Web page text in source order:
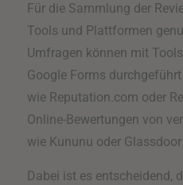
Für die Sammlung der
Tools und Plattformen
Umfragen können mit
Google Forms
wie Reputation.com oder
Online-Bewertungen von
wie Kununu oder
Dabei ist es entscheidend,